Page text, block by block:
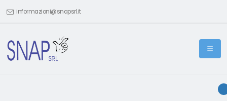
informazioni@snapsrl.it